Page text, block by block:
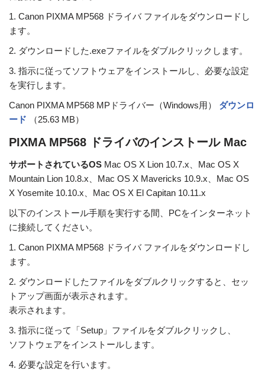
1. Canon PIXMA MP568 ドライバ ファイルをダウンロードし
ます。
2. ダウンロードした.exeファイルをダブルクリックします。
3. 指示に従ってソフトウェアをインストールし、必要な設定
を実行します。
Canon PIXMA MP568 MPドライバー（Windows用） ダウンロ
ード
（25.63 MB）
PIXMA MP568 ドライバのインストール Mac
サポートされているOS Mac OS X Lion 10.7.x、Mac OS X
Mountain Lion 10.8.x、Mac OS X Mavericks 10.9.x、Mac OS
X Yosemite 10.10.x、Mac OS X El Capitan 10.11.x
以下のインストール手順を実行する間、PCをインターネット
に接続してください。
1. Canon PIXMA MP568 ドライバ ファイルをダウンロードし
ます。
2. ダウンロードしたファイルをダブルクリックすると、セッ
トアップ画面が表示されます。
表示されます。
3. 指示に従って「Setup」ファイルをダブルクリックし、
ソフトウェアをインストールします。
4. 必要な設定を行います。